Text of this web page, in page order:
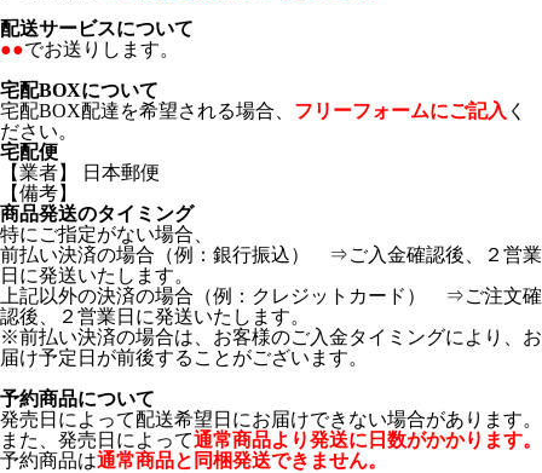
配送サービスについて
●●でお送りします。
宅配BOXについて
宅配BOX配達を希望される場合、 フリーフォームにご記入 く
ださい。
宅配便
【業者】 日本郵便
【備考】
商品発送のタイミング
特にご指定がない場合、
前払い決済の場合（例：銀行振込） ⇒ご入金確認後、２営業
日に発送いたします。
上記以外の決済の場合（例：クレジットカード） ⇒ご注文確
認後、２営業日に発送いたします。
※前払い決済の場合は、お客様のご入金タイミングにより、お
届け予定日が前後することがございます。
予約商品について
発売日によって配送希望日にお届けできない場合があります。
また、発売日によって通常商品より発送に日数がかかります。
予約商品は通常商品と同梱発送できません。